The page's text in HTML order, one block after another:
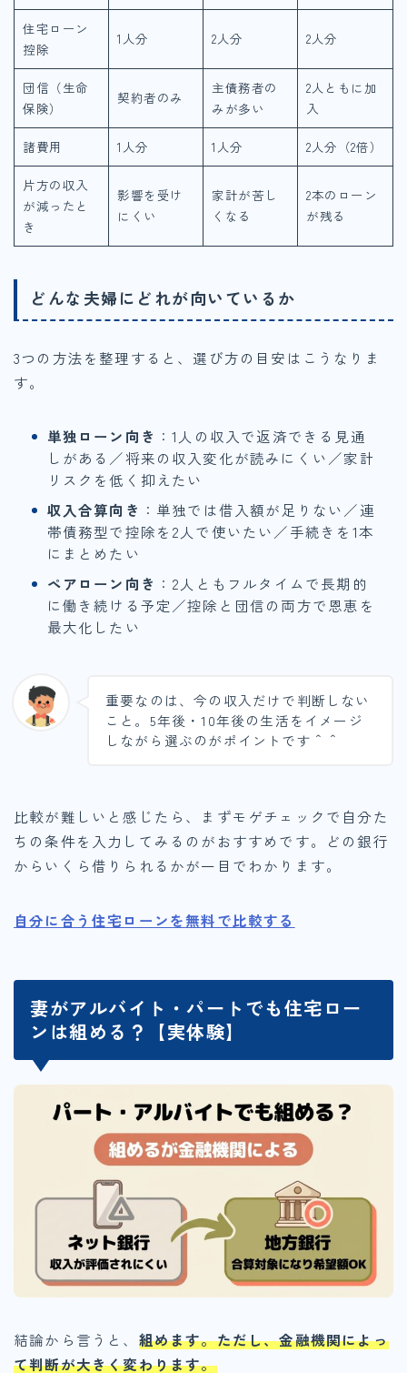
住宅ローン
控除
1人分 2人分 2人分
団信（生命
保険）
契約者のみ
主債務者の
みが多い
2人ともに加
入
諸費用 1人分 1人分 2人分（2倍）
片方の収入
が減ったと
き
影響を受け
にくい
家計が苦し
くなる
2本のローン
が残る
どんな夫婦にどれが向いているか
3つの方法を整理すると、選び方の目安はこうなりま
す。
単独ローン向き ：1人の収入で返済できる見通
しがある／将来の収入変化が読みにくい／家計
リスクを低く抑えたい
収入合算向き ：単独では借入額が足りない／連
帯債務型で控除を2人で使いたい／手続きを1本
にまとめたい
ペアローン向き ：2人ともフルタイムで長期的
に働き続ける予定／控除と団信の両方で恩恵を
最大化したい
重要なのは、今の収入だけで判断しない
こと。5年後・10年後の生活をイメージ
しながら選ぶのがポイントです＾＾
比較が難しいと感じたら、まずモゲチェックで自分た
ちの条件を入力してみるのがおすすめです。どの銀行
からいくら借りられるかが一目でわかります。
自分に合う住宅ローンを無料で比較する
妻がアルバイト・パートでも住宅ロー
ンは組める？【実体験】
結論から言うと、 組めます。ただし、金融機関によっ
て判断が大きく変わります。